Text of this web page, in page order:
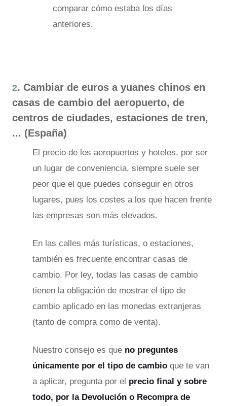
comparar cómo estaba los días
anteriores.
2. Cambiar de euros a yuanes chinos en
casas de cambio del aeropuerto, de
centros de ciudades, estaciones de tren,
... (España)
El precio de los aeropuertos y hoteles, por ser
un lugar de conveniencia, siempre suele ser
peor que el que puedes conseguir en otros
lugares, pues los costes a los que hacen frente
las empresas son más elevados.
En las calles más turísticas, o estaciones,
también es frecuente encontrar casas de
cambio. Por ley, todas las casas de cambio
tienen la obligación de mostrar el tipo de
cambio aplicado en las monedas extranjeras
(tanto de compra como de venta).
Nuestro consejo es que no preguntes
únicamente por el tipo de cambio que te van
a aplicar, pregunta por el precio final y sobre
todo, por la Devolución o Recompra de